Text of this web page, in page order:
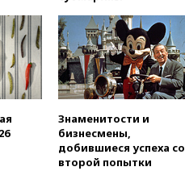
Знаменитости и
бизнесмены,
добившиеся успеха со
второй попытки